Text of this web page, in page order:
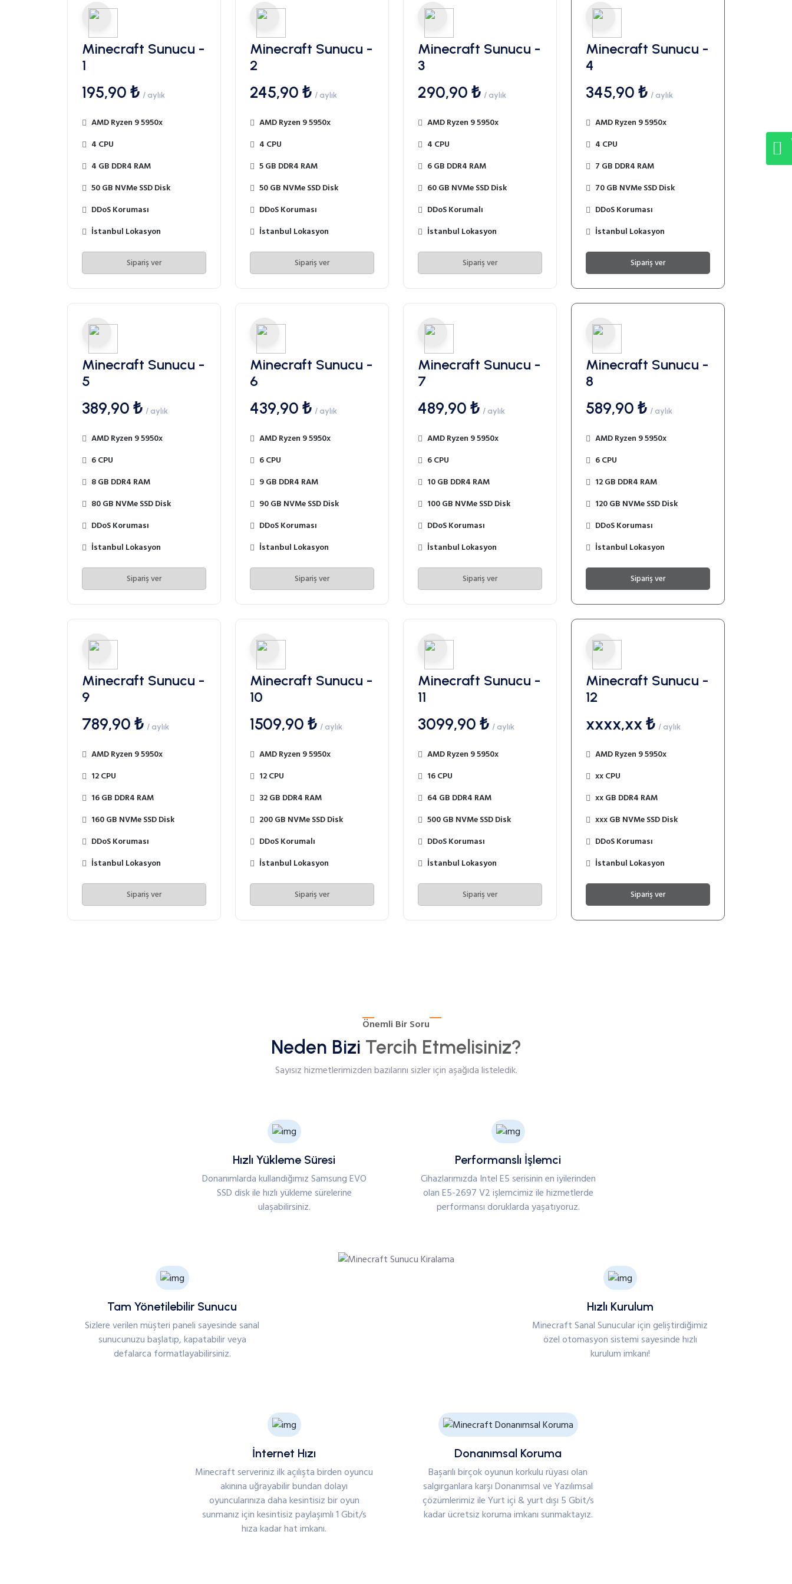
Minecraft Sunucu -
1
195,90 ₺/ aylık
AMD Ryzen 9 5950x
4 CPU
4 GB DDR4 RAM
50 GB NVMe SSD Disk
DDoS Koruması
İstanbul Lokasyon
Sipariş ver
Minecraft Sunucu -
2
245,90 ₺/ aylık
AMD Ryzen 9 5950x
4 CPU
5 GB DDR4 RAM
50 GB NVMe SSD Disk
DDoS Koruması
İstanbul Lokasyon
Sipariş ver
Minecraft Sunucu -
3
290,90 ₺/ aylık
AMD Ryzen 9 5950x
4 CPU
6 GB DDR4 RAM
60 GB NVMe SSD Disk
DDoS Korumalı
İstanbul Lokasyon
Sipariş ver
Minecraft Sunucu -
4
345,90 ₺/ aylık
AMD Ryzen 9 5950x
4 CPU
7 GB DDR4 RAM
70 GB NVMe SSD Disk
DDoS Koruması
İstanbul Lokasyon
Sipariş ver
Minecraft Sunucu -
5
389,90 ₺/ aylık
AMD Ryzen 9 5950x
6 CPU
8 GB DDR4 RAM
80 GB NVMe SSD Disk
DDoS Koruması
İstanbul Lokasyon
Sipariş ver
Minecraft Sunucu -
6
439,90 ₺/ aylık
AMD Ryzen 9 5950x
6 CPU
9 GB DDR4 RAM
90 GB NVMe SSD Disk
DDoS Koruması
İstanbul Lokasyon
Sipariş ver
Minecraft Sunucu -
7
489,90 ₺/ aylık
AMD Ryzen 9 5950x
6 CPU
10 GB DDR4 RAM
100 GB NVMe SSD Disk
DDoS Koruması
İstanbul Lokasyon
Sipariş ver
Minecraft Sunucu -
8
589,90 ₺/ aylık
AMD Ryzen 9 5950x
6 CPU
12 GB DDR4 RAM
120 GB NVMe SSD Disk
DDoS Koruması
İstanbul Lokasyon
Sipariş ver
Minecraft Sunucu -
9
789,90 ₺/ aylık
AMD Ryzen 9 5950x
12 CPU
16 GB DDR4 RAM
160 GB NVMe SSD Disk
DDoS Koruması
İstanbul Lokasyon
Sipariş ver
Minecraft Sunucu -
10
1509,90 ₺/ aylık
AMD Ryzen 9 5950x
12 CPU
32 GB DDR4 RAM
200 GB NVMe SSD Disk
DDoS Korumalı
İstanbul Lokasyon
Sipariş ver
Minecraft Sunucu -
11
3099,90 ₺/ aylık
AMD Ryzen 9 5950x
16 CPU
64 GB DDR4 RAM
500 GB NVMe SSD Disk
DDoS Koruması
İstanbul Lokasyon
Sipariş ver
Minecraft Sunucu -
12
xxxx,xx ₺/ aylık
AMD Ryzen 9 5950x
xx CPU
xx GB DDR4 RAM
xxx GB NVMe SSD Disk
DDoS Koruması
İstanbul Lokasyon
Sipariş ver
Önemli Bir Soru
Neden Bizi Tercih Etmelisiniz?
Sayısız hizmetlerimizden bazılarını sizler için aşağıda listeledik.
Hızlı Yükleme Süresi
Donanımlarda kullandığımız Samsung EVO
SSD disk ile hızlı yükleme sürelerine
ulaşabilirsiniz.
Performanslı İşlemci
Cihazlarımızda Intel E5 serisinin en iyilerinden
olan E5-2697 V2 işlemcimiz ile hizmetlerde
performansı doruklarda yaşatıyoruz.
Tam Yönetilebilir Sunucu
Sizlere verilen müşteri paneli sayesinde sanal
sunucunuzu başlatıp, kapatabilir veya
defalarca formatlayabilirsiniz.
Hızlı Kurulum
Minecraft Sanal Sunucular için geliştirdiğimiz
özel otomasyon sistemi sayesinde hızlı
kurulum imkanı!
İnternet Hızı
Minecraft serveriniz ilk açılışta birden oyuncu
akınına uğrayabilir bundan dolayı
oyuncularınıza daha kesintisiz bir oyun
sunmanız için kesintisiz paylaşımlı 1 Gbit/s
hıza kadar hat imkanı.
Donanımsal Koruma
Başarılı birçok oyunun korkulu rüyası olan
salgırganlara karşı Donanımsal ve Yazılımsal
çözümlerimiz ile Yurt içi & yurt dışı 5 Gbit/s
kadar ücretsiz koruma imkanı sunmaktayız.